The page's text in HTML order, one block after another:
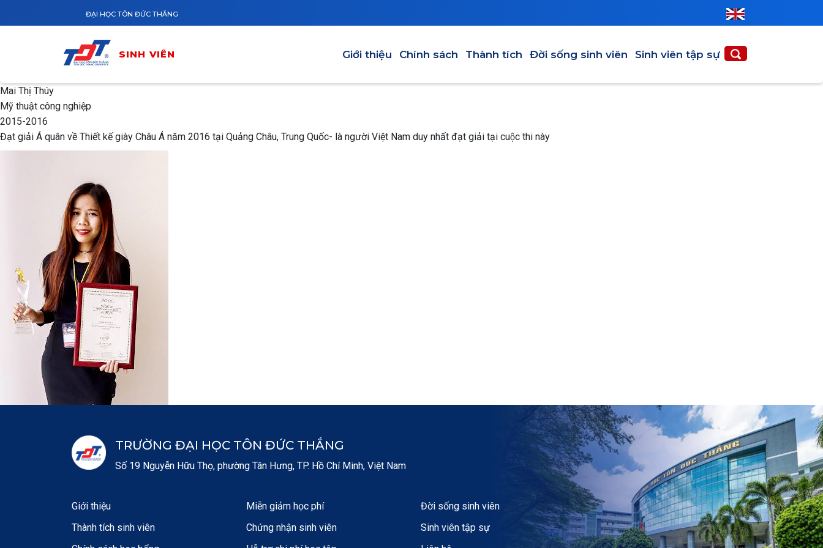
ĐẠI HỌC TÔN ĐỨC THẮNG
SINH VIÊN Giới thiệu Chính sách Thành tích Đời sống sinh viên Sinh viên tập sự
Mai Thị Thúy
Mỹ thuật công nghiệp
2015-2016
Đạt giải Á quân về Thiết kế giày Châu Á năm 2016 tại Quảng Châu, Trung Quốc- là người Việt Nam duy nhất đạt giải tại cuộc thi này
TRƯỜNG ĐẠI HỌC TÔN ĐỨC THẮNG
Số 19 Nguyễn Hữu Thọ, phường Tân Hưng, TP. Hồ Chí Minh, Việt Nam
Giới thiệu
Thành tích sinh viên
Miễn giảm học phí
Chứng nhận sinh viên
Đời sống sinh viên
Sinh viên tập sự